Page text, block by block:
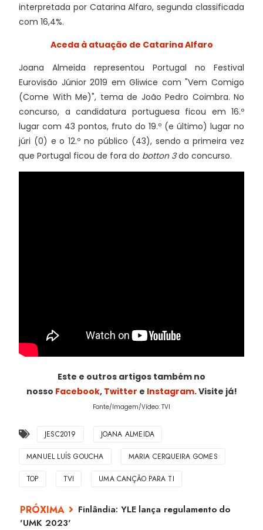
interpretada por Catarina Alfaro, segunda classificada
com 16,4%.
Aceda à atuação de Catarina Alfaro
Joana Almeida representou Portugal no Festival
Eurovisão Júnior 2019 em Gliwice com "Vem Comigo
(Come With Me)", tema de João Pedro Coimbra. No
concurso, a candidatura portuguesa ficou em 16.º
lugar com 43 pontos, fruto do 19.º (e último) lugar no
júri (0) e o 12.º no público (43), sendo a primeira vez
que Portugal ficou de fora do botton 3do concurso.
Este e outros artigos também no
nosso Facebook, Twitter e Instagram. Visite já!
Fonte/Imagem/Vídeo: TVI
JESC2019 JOANA ALMEIDA
MANUEL LUÍS GOUCHA MARIA CERQUEIRA GOMES
TOP TVI UMA CANÇÃO PARA TI
Finlândia: YLE lança regulamento do
'UMK 2023'